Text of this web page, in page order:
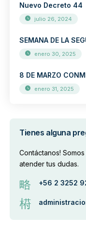
Nuevo Decreto 44
julio 26, 2024
SEMANA DE LA
enero 30, 2025
8 DE MARZO
enero 31, 2025
Tienes alguna
Contáctanos!
atender tus dudas.
+56 2 3252